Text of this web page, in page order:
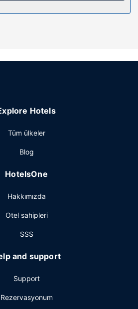
Hotels
Tüm ülkeler
Blog
HotelsOne
Hakkımızda
Otel sahipleri
SSS
and support
Support
Rezervasyonum